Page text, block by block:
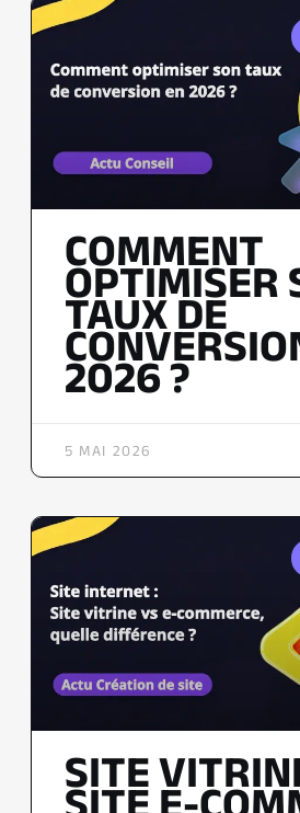
COMMENT
OPTIMISER
TAUX DE
2026 ?
5 MAI 2026
SITE
SITE E-